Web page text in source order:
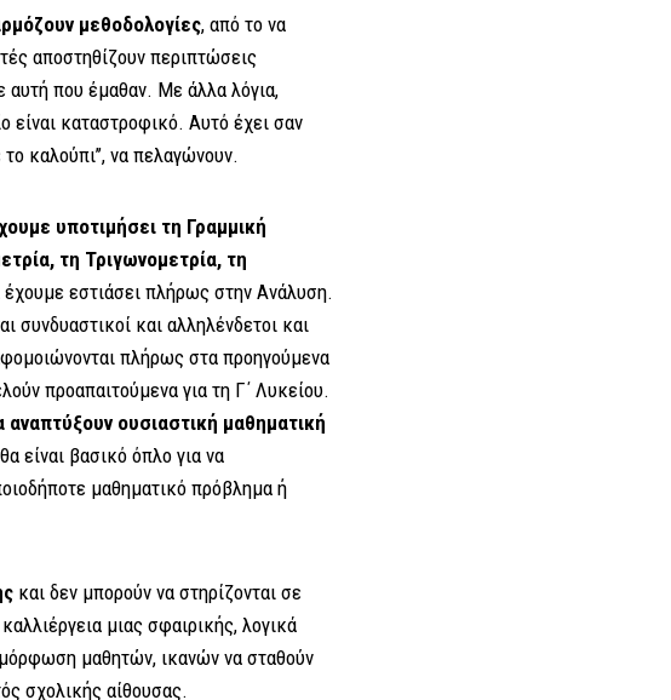
μεθοδολογίες, από το να
αποστηθίζουν περιπτώσεις
που έμαθαν. Με άλλα λόγια,
είναι καταστροφικό. Αυτό έχει σαν
καλούπι’’, να πελαγώνουν.
υποτιμήσει τη Γραμμική
τη Τριγωνομετρία, τη
έχουμε εστιάσει πλήρως στην Ανάλυση.
συνδυαστικοί και αλληλένδετοι και
πλήρως στα προηγούμενα
προαπαιτούμενα για τη Γ΄ Λυκείου.
αναπτύξουν ουσιαστική μαθηματική
είναι βασικό όπλο για να
μαθηματικό πρόβλημα ή
και δεν μπορούν να στηρίζονται σε
μιας σφαιρικής, λογικά
μαθητών, ικανών να σταθούν
σχολικής αίθουσας.